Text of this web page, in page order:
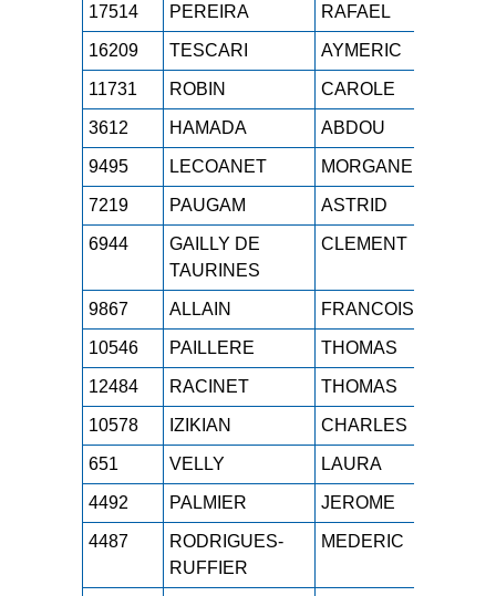
17514 PEREIRA RAFAEL
16209 TESCARI AYMERIC
11731 ROBIN CAROLE
3612 HAMADA ABDOU
9495 LECOANET MORGANE
7219 PAUGAM ASTRID
6944
GAILLY DE
TAURINES
CLEMENT
9867 ALLAIN FRANCOIS
10546 PAILLERE THOMAS
12484 RACINET THOMAS
10578 IZIKIAN CHARLES
651 VELLY LAURA
4492 PALMIER JEROME
4487
RODRIGUES-
RUFFIER
MEDERIC